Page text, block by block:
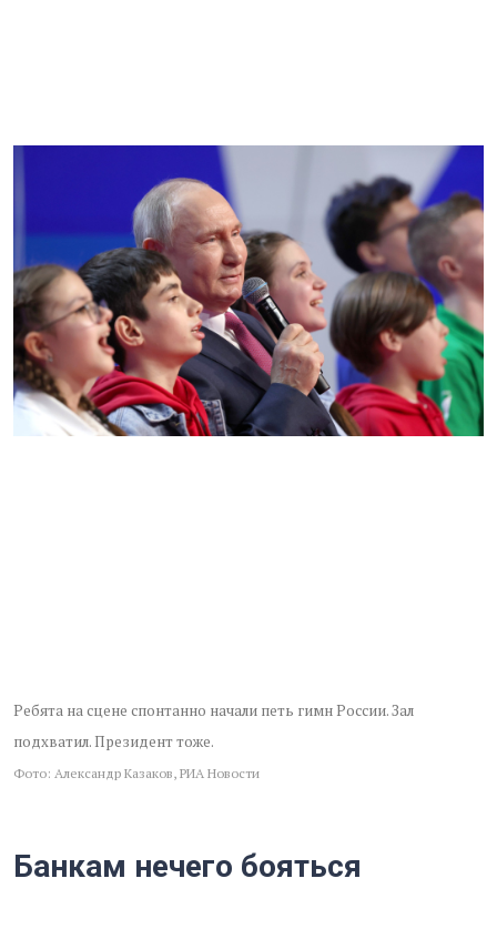
Ребята на сцене спонтанно начали петь гимн России. Зал
подхватил. Президент тоже.
Фото: Александр Казаков, РИА Новости
Банкам нечего бояться